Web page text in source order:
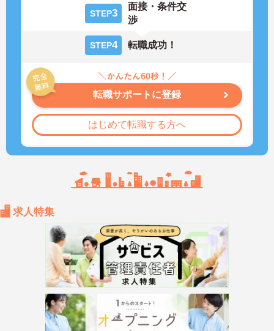
STEP3
面接・条件交
渉
STEP4 転職成功！
転職サポートに登録
はじめて転職する方へ
求人特集